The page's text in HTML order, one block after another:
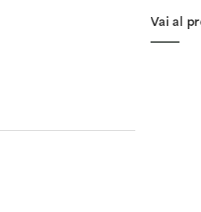
Vai al